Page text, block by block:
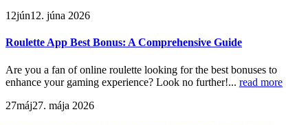
12jún12. júna 2026
Roulette App Best Bonus: A Comprehensive Guide
Are you a fan of online roulette looking for the best bonuses to
enhance your gaming experience? Look no further!... read more
27máj27. mája 2026